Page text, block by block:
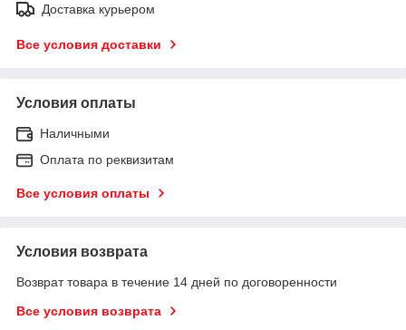
Доставка курьером
Все условия доставки
Условия оплаты
Наличными
Оплата по реквизитам
Все условия оплаты
Условия возврата
Возврат товара в течение 14 дней по договоренности
Все условия возврата